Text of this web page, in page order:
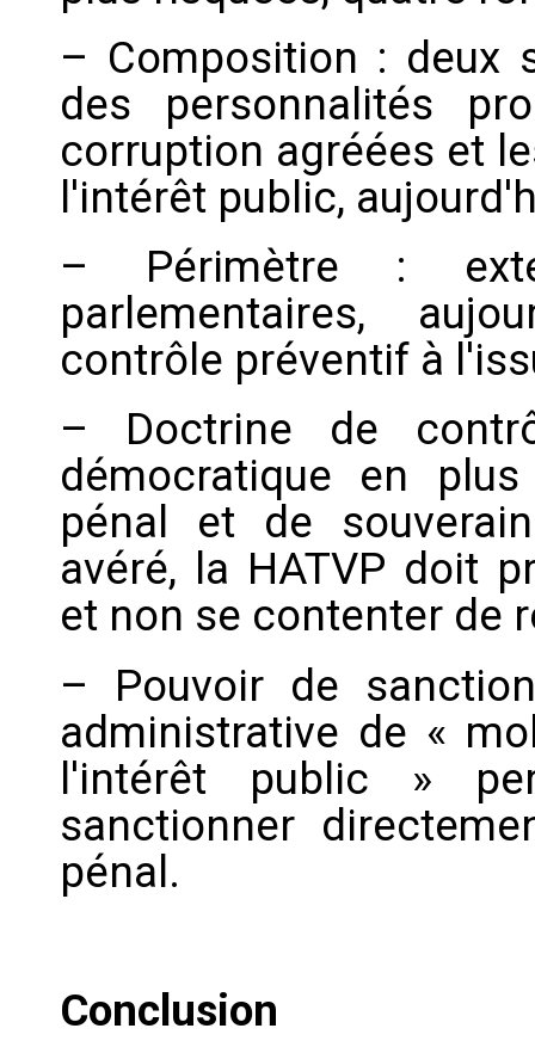
– Composition : deux
des personnalités
corruption agréées et
l'intérêt public,
– Périmètre :
parlementaires,
contrôle préventif à
– Doctrine de
démocratique en
pénal et de
avéré, la HATVP doit
et non se contenter de
– Pouvoir de
administrative de «
l'intérêt public »
sanctionner
pénal.
Conclusion